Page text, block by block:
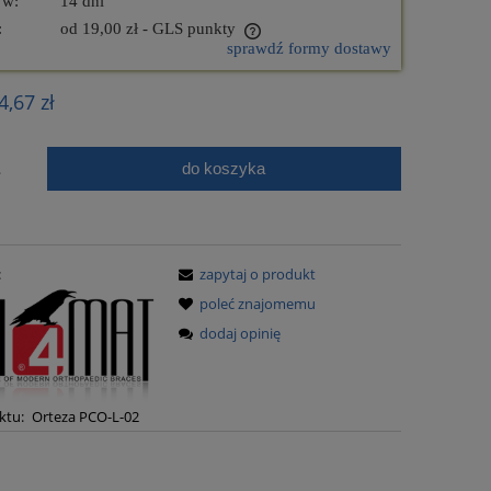
FP-46 Zestaw BeltiCar®
1 260,00 zł
od 19,00 zł - GLS punkty
zawiera ewentualnych kosztów
sprawdź formy dostawy
zł
do koszyka
Orteza PCO-L-02
zapytaj o produkt
poleć znajomemu
dodaj opinię